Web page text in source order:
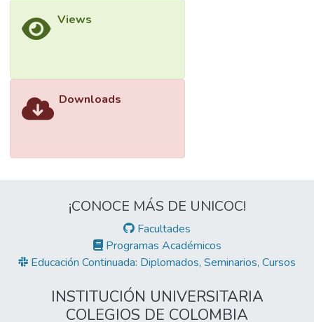
Views
Downloads
¡CONOCE MÁS DE UNICOC!
Facultades
Programas Académicos
Educación Continuada: Diplomados, Seminarios, Cursos
INSTITUCIÓN UNIVERSITARIA
COLEGIOS DE COLOMBIA